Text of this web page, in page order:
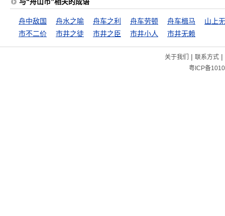
舟中敌国 舟水之喻 舟车之利 舟车劳顿
舟车楫马
市不二价
市井之徒 市井之臣 市井小人 市井无赖
关于我们 | 联系方式|
粤ICP备